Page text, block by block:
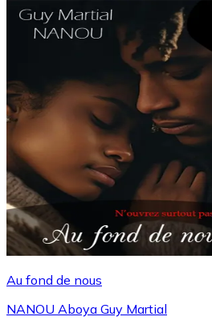
Au fond de nous
NANOU Aboya Guy Martial